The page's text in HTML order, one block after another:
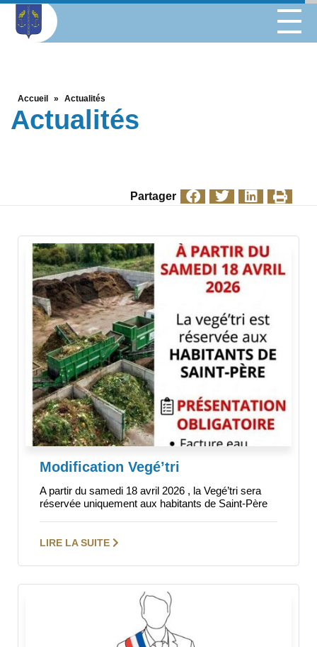
Accueil » Actualités
Actualités
Partager
Modification Vegé’tri
A partir du samedi 18 avril 2026 , la Vegé’tri sera
réservée uniquement aux habitants de Saint-Père
LIRE LA SUITE